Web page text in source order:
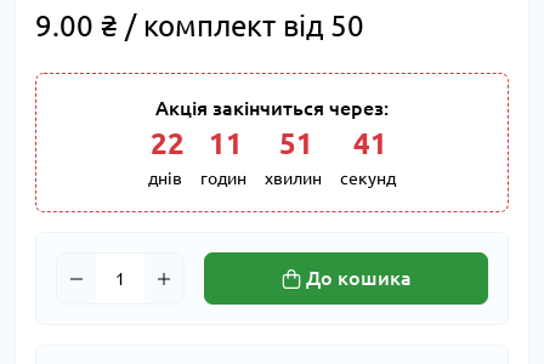
9.00 ₴ / комплект від 50
Акція закінчиться через:
22
днів
11
годин
51
хвилин
40
секунд
До кошика